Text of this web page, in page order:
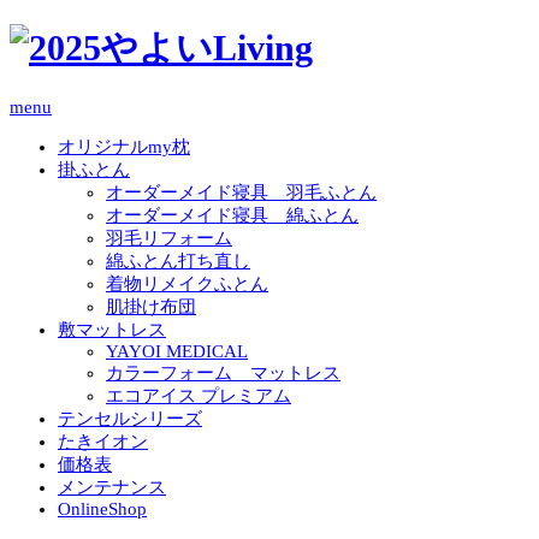
menu
オリジナルmy枕
掛ふとん
オーダーメイド寝具 羽毛ふとん
オーダーメイド寝具 綿ふとん
羽毛リフォーム
綿ふとん打ち直し
着物リメイクふとん
肌掛け布団
敷マットレス
YAYOI MEDICAL
カラーフォーム マットレス
エコアイス プレミアム
テンセルシリーズ
たきイオン
価格表
メンテナンス
OnlineShop